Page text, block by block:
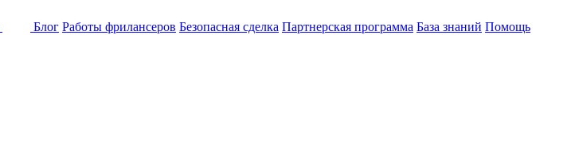
Блог Работы фрилансеров Безопасная сделка Партнерская программа База знаний Помощь